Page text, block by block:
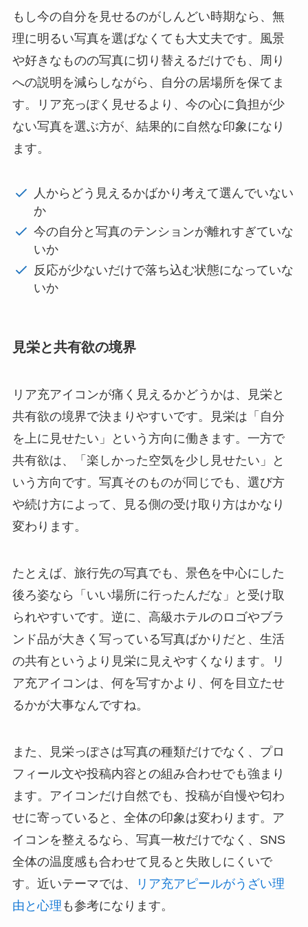
もし今の自分を見せるのがしんどい時期なら、無
理に明るい写真を選ばなくても大丈夫です。風景
や好きなものの写真に切り替えるだけでも、周り
への説明を減らしながら、自分の居場所を保てま
す。リア充っぽく見せるより、今の心に負担が少
ない写真を選ぶ方が、結果的に自然な印象になり
ます。
人からどう見えるかばかり考えて選んでいない
か
今の自分と写真のテンションが離れすぎていな
いか
反応が少ないだけで落ち込む状態になっていな
いか
見栄と共有欲の境界
リア充アイコンが痛く見えるかどうかは、見栄と
共有欲の境界で決まりやすいです。見栄は「自分
を上に見せたい」という方向に働きます。一方で
共有欲は、「楽しかった空気を少し見せたい」と
いう方向です。写真そのものが同じでも、選び方
や続け方によって、見る側の受け取り方はかなり
変わります。
たとえば、旅行先の写真でも、景色を中心にした
後ろ姿なら「いい場所に行ったんだな」と受け取
られやすいです。逆に、高級ホテルのロゴやブラ
ンド品が大きく写っている写真ばかりだと、生活
の共有というより見栄に見えやすくなります。リ
ア充アイコンは、何を写すかより、何を目立たせ
るかが大事なんですね。
また、見栄っぽさは写真の種類だけでなく、プロ
フィール文や投稿内容との組み合わせでも強まり
ます。アイコンだけ自然でも、投稿が自慢や匂わ
せに寄っていると、全体の印象は変わります。ア
イコンを整えるなら、写真一枚だけでなく、SNS
全体の温度感も合わせて見ると失敗しにくいで
す。近いテーマでは、
リア充アピールがうざい理
由と心理 も参考になります。